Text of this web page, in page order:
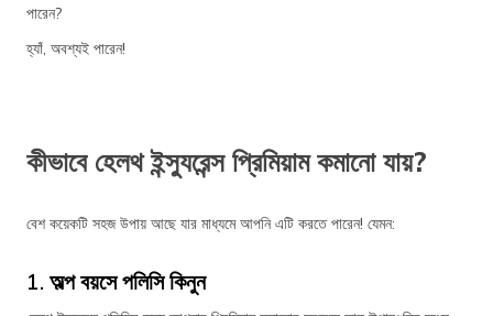
পারেন?
হ্যাঁ, অবশ্যই পারেন!
কীভাবে হেলথ ইন্স্যুরেন্স প্রিমিয়াম কমানো যায়?
বেশ কয়েকটি সহজ উপায় আছে যার মাধ্যমে আপনি এটি করতে পারেন! যেমন:
1. অল্প বয়সে পলিসি কিনুন